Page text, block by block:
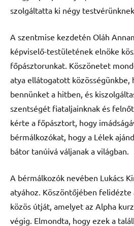
szolgáltatta ki négy testvérünknek.
A szentmise kezdetén Oláh
képviselő-testületének elnöke
főpásztorunkat. Köszönetet
atya ellátogatott közösségünkbe,
bennünket a hitben, és
szentségét fiataljainknak és
kérte a főpásztort, hogy
bérmálkozókat, hogy a Lélek
bátor tanúivá váljanak a világban.
A bérmálkozók nevében Lukács
atyához. Köszöntőjében
közös útját, amelyet az Alpha
végig. Elmondta, hogy ezek a